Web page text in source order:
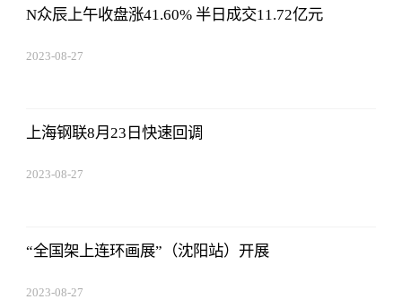
N众辰上午收盘涨41.60% 半日成交11.72亿元
2023-08-27
上海钢联8月23日快速回调
2023-08-27
“全国架上连环画展”（沈阳站）开展
2023-08-27